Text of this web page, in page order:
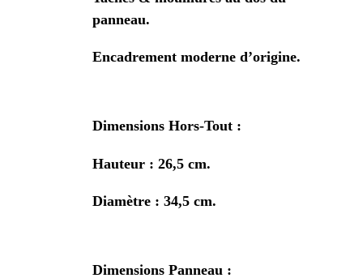
panneau.
Encadrement moderne d’origine.
Dimensions Hors-Tout :
Hauteur : 26,5 cm.
Diamètre : 34,5 cm.
Dimensions Panneau :